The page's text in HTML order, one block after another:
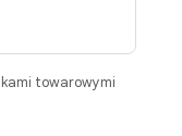
towarowymi